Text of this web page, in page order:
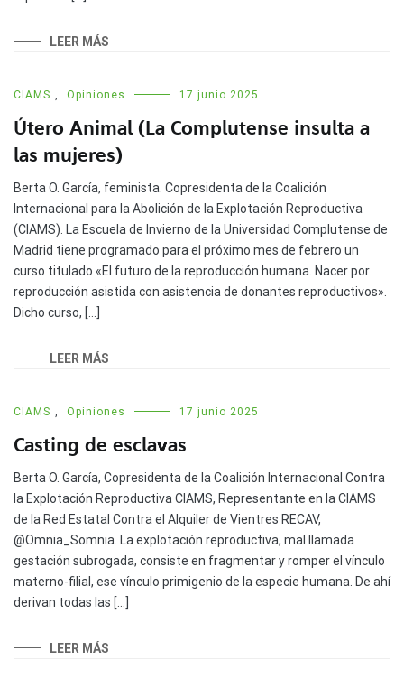
LEER MÁS
CIAMS Opiniones 17 junio 2025
Útero Animal (La Complutense insulta a
las mujeres)
Berta O. García, feminista. Copresidenta de la Coalición
Internacional para la Abolición de la Explotación Reproductiva
(CIAMS). La Escuela de Invierno de la Universidad Complutense de
Madrid tiene programado para el próximo mes de febrero un
curso titulado «El futuro de la reproducción humana. Nacer por
reproducción asistida con asistencia de donantes reproductivos».
Dicho curso, […]
LEER MÁS
CIAMS Opiniones 17 junio 2025
Casting de esclavas
Berta O. García, Copresidenta de la Coalición Internacional Contra
la Explotación Reproductiva CIAMS, Representante en la CIAMS
de la Red Estatal Contra el Alquiler de Vientres RECAV,
@Omnia_Somnia. La explotación reproductiva, mal llamada
gestación subrogada, consiste en fragmentar y romper el vínculo
materno-filial, ese vínculo primigenio de la especie humana. De ahí
derivan todas las […]
LEER MÁS